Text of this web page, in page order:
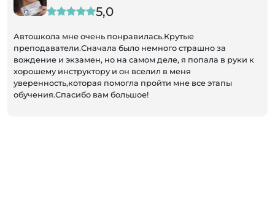
5,0
Автошкола мне очень понравилась.Крутые
преподаватели.Сначала было немного страшно за
вождение и экзамен, но на самом деле, я попала в руки к
хорошему инструктору и он вселил в меня
уверенность,которая помогла пройти мне все этапы
обучения.Спасибо вам большое!